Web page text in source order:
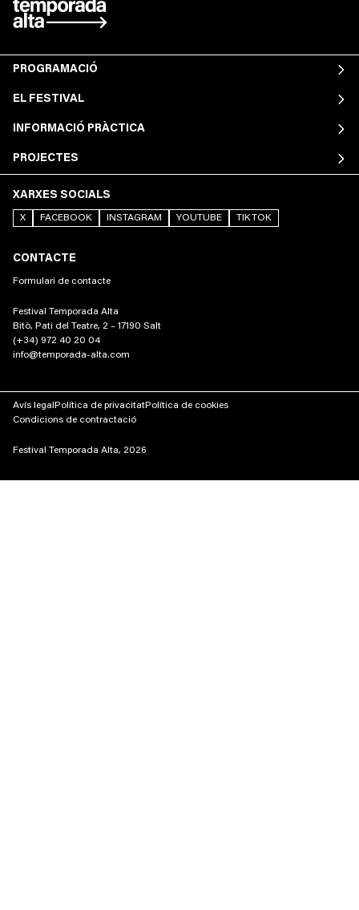
PROGRAMACIÓ
EL FESTIVAL
INFORMACIÓ PRÀCTICA
PROJECTES
XARXES SOCIALS
X FACEBOOK INSTAGRAM YOUTUBE TIKTOK
CONTACTE
Formulari de contacte
Festival Temporada Alta
Bitò, Pati del Teatre, 2 – 17190 Salt
(+34) 972 40 20 04
info@temporada-alta.com
Avís legal Política de privacitatPolítica de cookies
Condicions de contractació
Festival Temporada Alta, 2026